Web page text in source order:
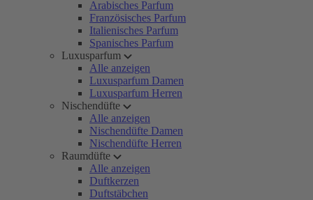
Arabisches Parfum
Französisches Parfum
Italienisches Parfum
Spanisches Parfum
Luxusparfum
Alle anzeigen
Luxusparfum Damen
Luxusparfum Herren
Nischendüfte
Alle anzeigen
Nischendüfte Damen
Nischendüfte Herren
Raumdüfte
Alle anzeigen
Duftkerzen
Duftstäbchen